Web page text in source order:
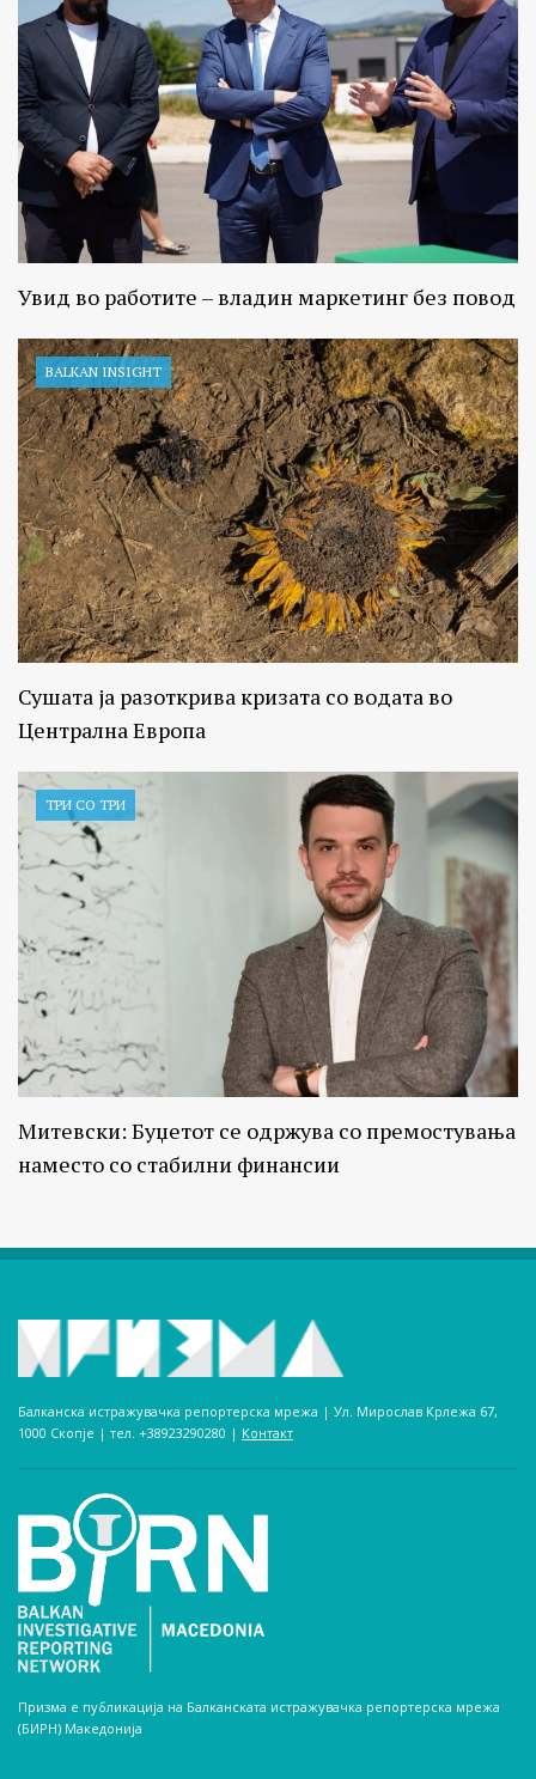
Увид во работите – владин маркетинг без повод
BALKAN INSIGHT
Сушата ја разоткрива кризата со водата во
Централна Европа
ТРИ СО ТРИ
Митевски: Буџетот се одржува со премостувања
наместо со стабилни финансии
Балканска истражувачка репортерска мрежа | Ул. Мирослав Крлежа 67,
1000 Скопје | тел. +38923290280­ | Контакт
Призма е публикација на Балканската истражувачка репортерска мрежа
(БИРН) Македонија